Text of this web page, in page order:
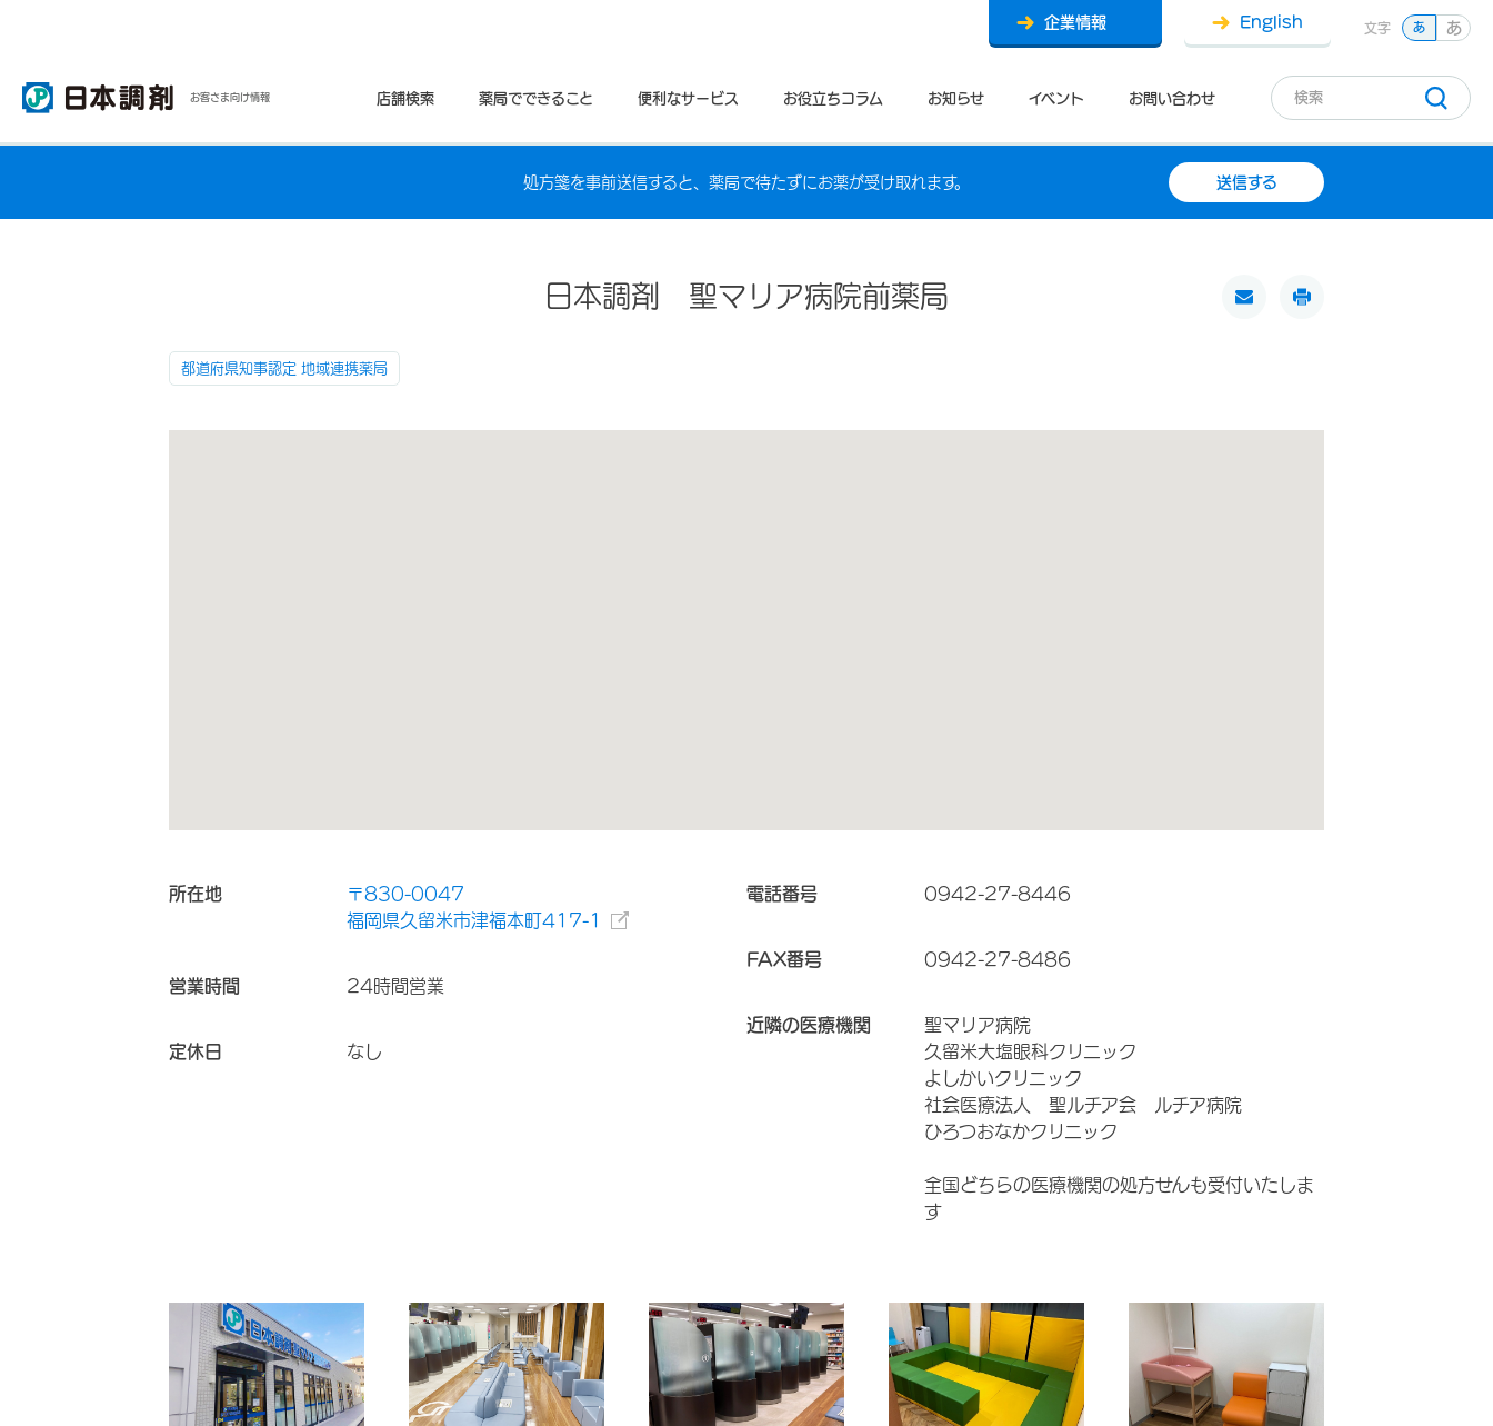
お客さま向け情報 店舗検索 薬局でできること 便利なサービス お役立ちコラム お知らせ イベント お問い合わせ
企業情報 English 文字 あ あ
処方箋を事前送信すると、薬局で待たずにお薬が受け取れます。 送信する
日本調剤 聖マリア病院前薬局
都道府県知事認定 地域連携薬局
所在地
〒830-0047
福岡県久留米市津福本町417-1
営業時間 24時間営業
定休日 なし
電話番号 0942-27-8446
FAX番号 0942-27-8486
近隣の医療機関
聖マリア病院
久留米大塩眼科クリニック
よしかいクリニック
社会医療法人 聖ルチア会 ルチア病院
ひろつおなかクリニック
全国どちらの医療機関の処方せんも受付いたしま
す